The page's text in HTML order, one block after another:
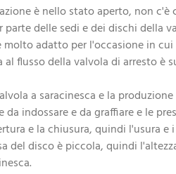
è nello stato aperto, non
delle sedi e dei dischi
adatto per l'occasione in
flusso della valvola di arresto è
a saracinesca e la
da indossare e da graffiare e le
e la chiusura, quindi l'usura
del disco è piccola, quindi